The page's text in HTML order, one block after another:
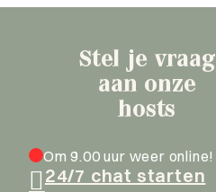
Stel je vraag
aan onze
hosts
Om 9.00 uur weer online!
24/7 chat starten